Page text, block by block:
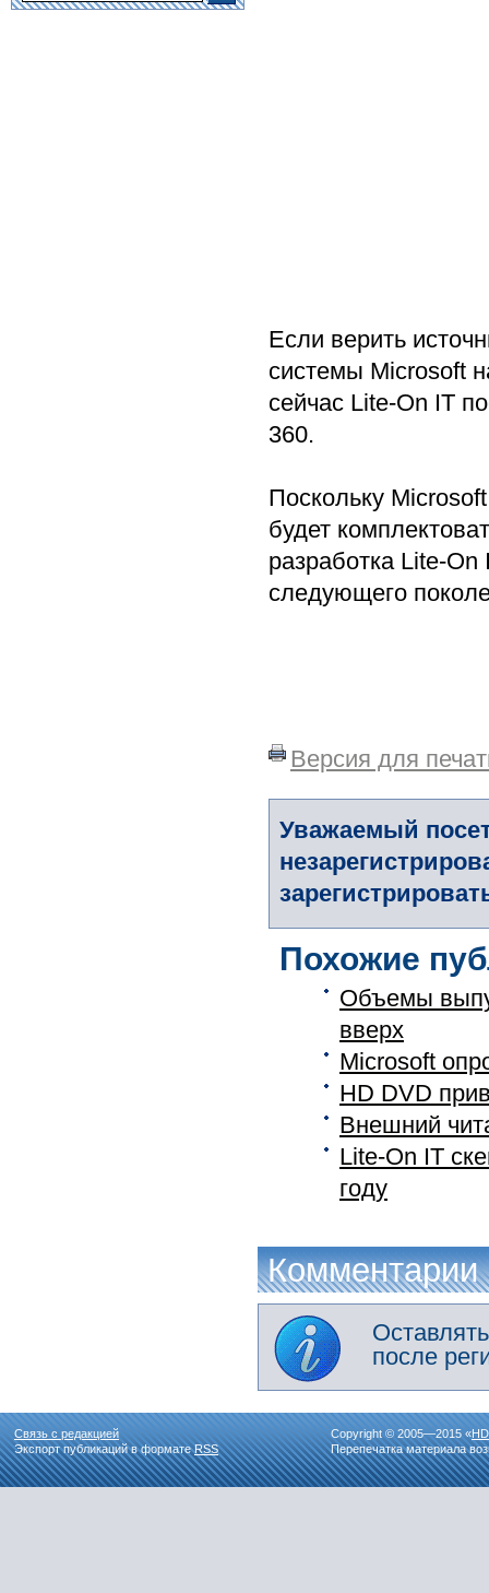
Если верить
системы Microsoft
сейчас Lite-On IT
360.
Поскольку
будет
разработка Lite-
следующего
Версия для
Уважаемый
Похожие
Объемы
вверх
Microsoft
HD DVD
Внешний
Lite-On IT
году
Комментарии
после
Связь с редакцией
Экспорт публикаций в форматеRSS
Copyright © 2005—2015 «
Перепечатка материала